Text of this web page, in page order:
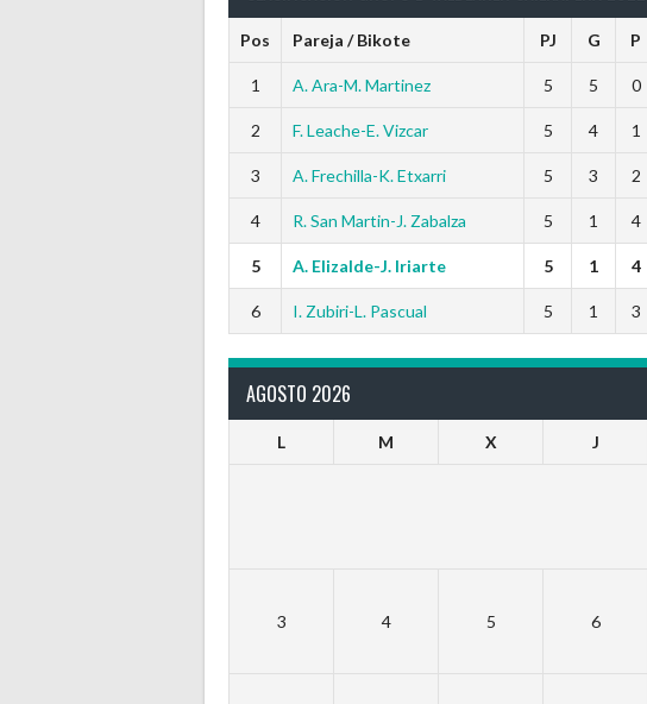
Pos Pareja / Bikote PJ G P
1 A. Ara-M. Martinez 5 5 0
2 F. Leache-E. Vizcar 5 4 1
3 A. Frechilla-K. Etxarri 5 3 2
4 R. San Martin-J. Zabalza 5 1 4
5 A. Elizalde-J. Iriarte 5 1 4
6 I. Zubiri-L. Pascual 5 1 3
AGOSTO 2026
L M X J
3 4 5 6